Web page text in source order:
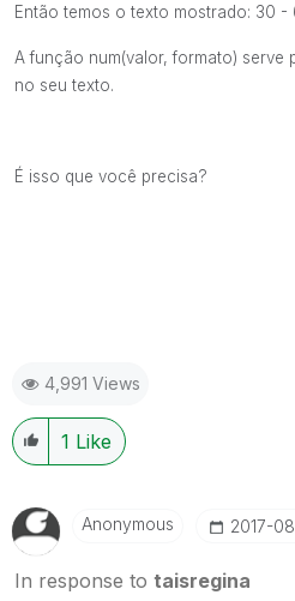
Então temos o texto mostrado: 30 -
A função num(valor, formato) serve
no seu texto.
É isso que você precisa?
4,991 Views
1 Like
Anonymous ‎2017-
In response to taisregina